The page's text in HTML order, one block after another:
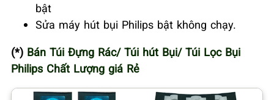
bật
Sửa máy hút bụi Philips bật không chạy.
(*) Bán Túi Đựng Rác/ Túi hút Bụi/ Túi Lọc Bụi
Philips Chất Lượng giá Rẻ